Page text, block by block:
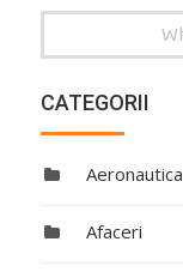
for:
CATEGORII
Aeronautica
Afaceri